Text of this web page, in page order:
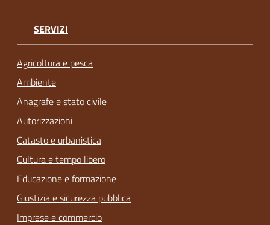
SERVIZI
Agricoltura e pesca
Ambiente
Anagrafe e stato civile
Autorizzazioni
Catasto e urbanistica
Cultura e tempo libero
Educazione e formazione
Giustizia e sicurezza pubblica
Imprese e commercio